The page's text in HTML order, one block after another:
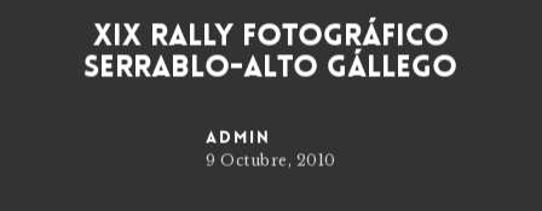
XIX Rally Fotográfico
Serrablo-Alto Gállego
admin
9 Octubre, 2010